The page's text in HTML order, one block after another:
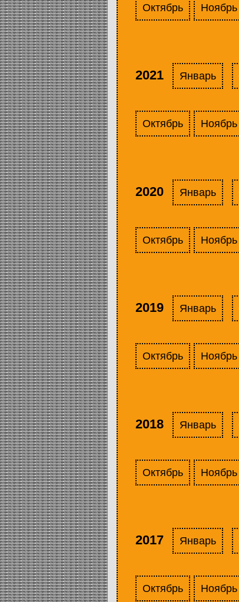
Октябрь Ноябрь
2021 Январь
Октябрь Ноябрь
2020 Январь
Октябрь Ноябрь
2019 Январь
Октябрь Ноябрь
2018 Январь
Октябрь Ноябрь
2017 Январь
Октябрь Ноябрь